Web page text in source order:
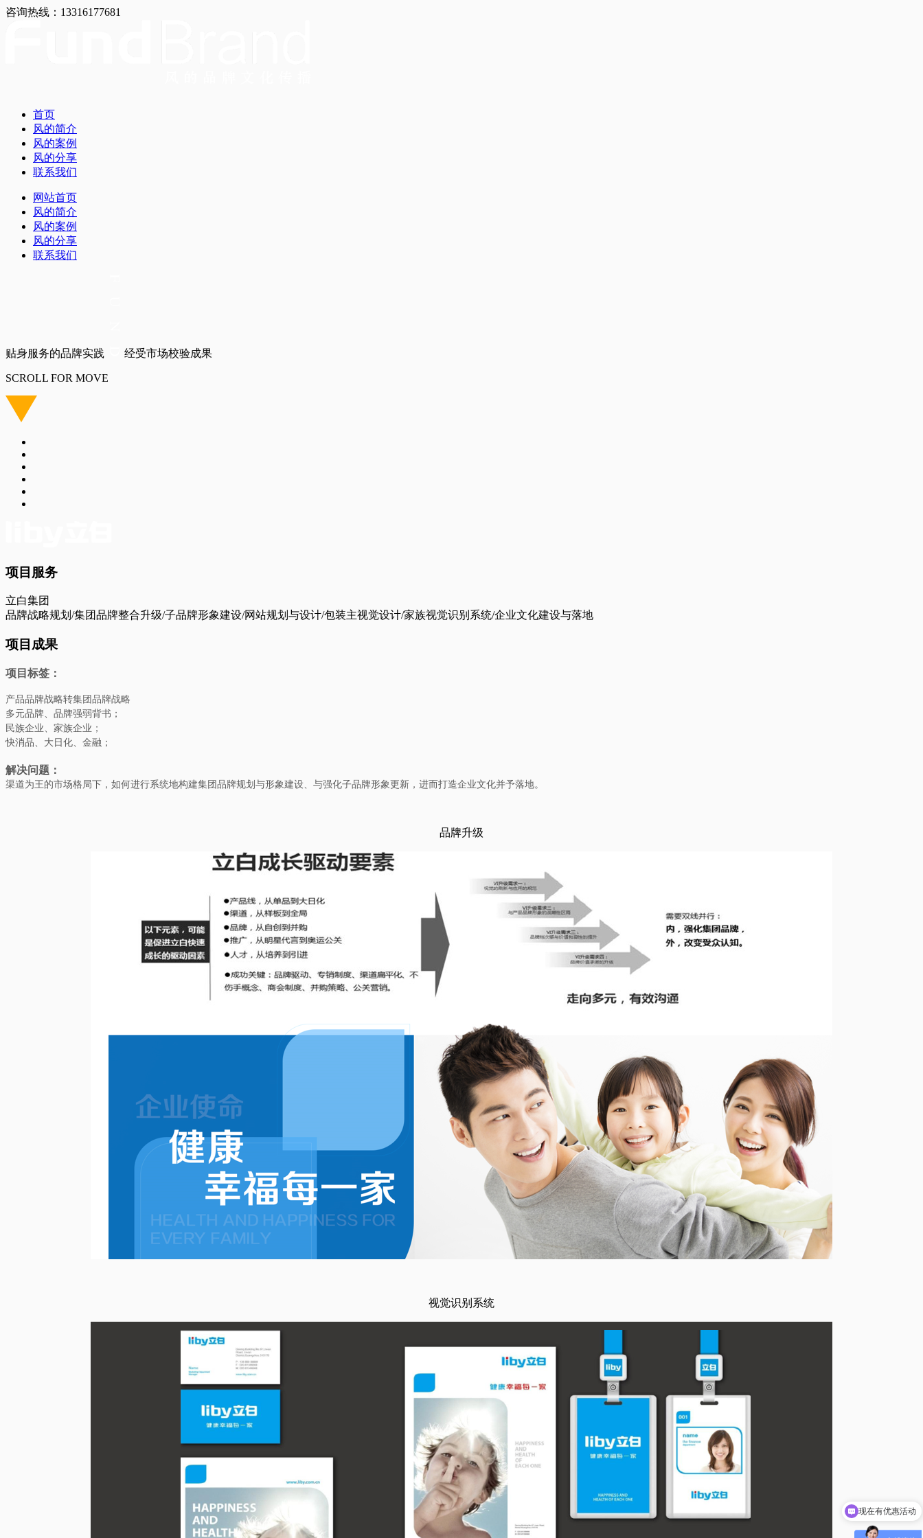
咨询热线：13316177681
首页
风的简介
风的案例
风的分享
联系我们
网站首页
风的简介
风的案例
风的分享
联系我们
贴身服务的品牌实践 经受市场校验成果
SCROLL FOR MOVE
项目服务
立白集团
品牌战略规划/集团品牌整合升级/子品牌形象建设/网站规划与设计/包装主视觉设计/家族视觉识别系统/企业文化建设与落地
项目成果
项目标签：
产品品牌战略转集团品牌战略
多元品牌、品牌强弱背书；
民族企业、家族企业；
快消品、大日化、金融；
解决问题：
渠道为王的市场格局下，如何进行系统地构建集团品牌规划与形象建设、与强化子品牌形象更新，进而打造企业文化并予落地。
品牌升级
视觉识别系统
联系顾问沟通